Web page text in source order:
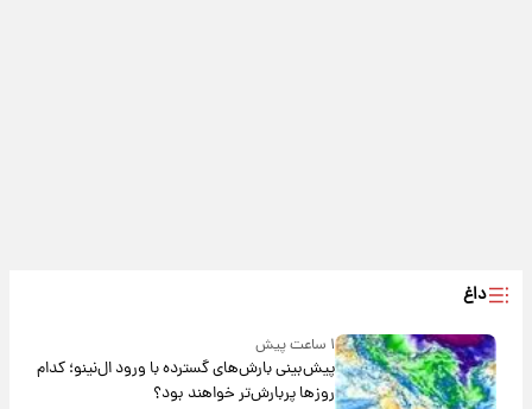
داغ
۱ ساعت پیش
پیش‌بینی بارش‌های گسترده با ورود ال‌نینو؛ کدام
روزها پربارش‌تر خواهند بود؟